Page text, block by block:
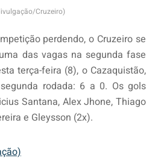
Cruzeiro)
perdendo, o Cruzeiro se
das vagas na segunda fase
terça-feira (8), o Cazaquistão,
rodada: 6 a 0. Os gols
Santana, Alex Jhone, Thiago
e Gleysson (2x).